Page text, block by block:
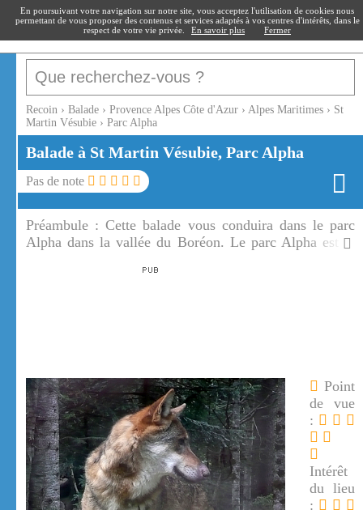
recoin.fr
Recoin › Balade › Provence Alpes Côte d'Azur › Alpes Maritimes › St
Martin Vésubie › Parc Alpha
Balade à St Martin Vésubie, Parc Alpha
Pas de note
Préambule :Cette balade vous conduira dans le parc
Alpha dans la vallée du Boréon. Le parc Alpha est le
Point
de vue
:
Intérêt
du lieu
:
En poursuivant votre navigation sur notre site, vous acceptez l'utilisation de cookies nous
permettant de vous proposer des contenus et services adaptés à vos centres d'intérêts, dans le
respect de votre vie privée.
En savoir plus Fermer